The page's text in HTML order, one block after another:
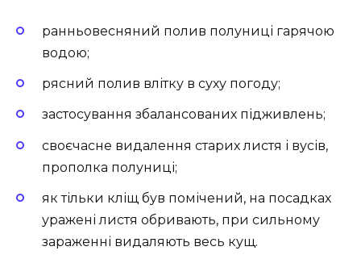
ранньовесняний полив полуниці гарячою
водою;
рясний полив влітку в суху погоду;
застосування збалансованих підживлень;
своєчасне видалення старих листя і вусів,
прополка полуниці;
як тільки кліщ був помічений, на посадках
уражені листя обривають, при сильному
зараженні видаляють весь кущ.